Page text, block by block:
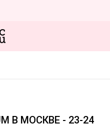
В МОСКВЕ - 23-24